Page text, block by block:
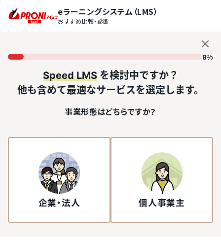
eラーニングシステム（LMS）
おすすめ比較・診断
8%
Speed LMSを検討中ですか？
他も含めて最適なサービスを選定します。
事業形態はどちらですか？
企業・法人 個人事業主